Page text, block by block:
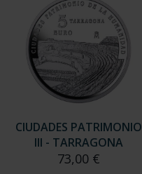
CIUDADES PATRIMONIO
III - TARRAGONA
73,00 €